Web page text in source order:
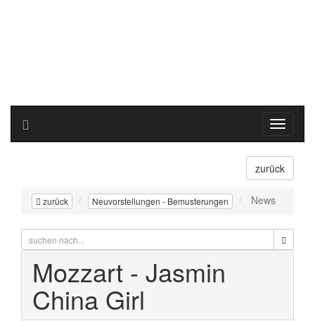
Toggle
zurück
zurück Neuvorstellungen - Bemusterungen News
Mozzart - Jasmin
China Girl